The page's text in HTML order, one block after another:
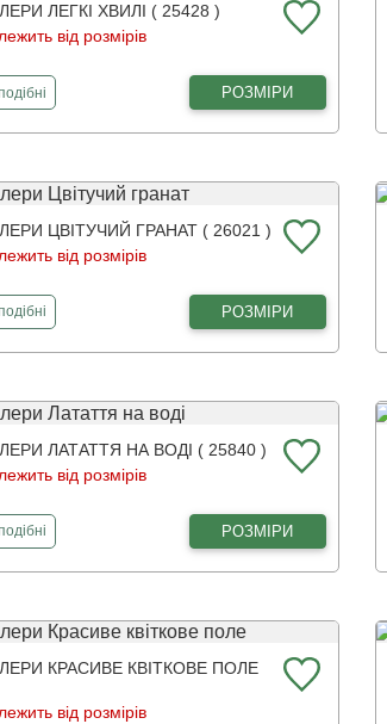
ЛЕГКІ ХВИЛІ ( 25428 )
від розмірів
Легкі хвилі РОЗМІРИ
ЦВІТУЧИЙ ГРАНАТ ( 26021 )
від розмірів
Цвітучий гранат РОЗМІРИ
ЛАТАТТЯ НА ВОДІ ( 25840 )
від розмірів
Латаття на воді РОЗМІРИ
КРАСИВЕ КВІТКОВЕ ПОЛЕ
від розмірів